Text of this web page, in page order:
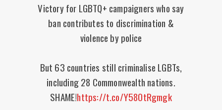
Victory for LGBTQ+ campaigners who say
ban contributes to discrimination &
violence by police
But 63 countries still criminalise LGBTs,
including 28 Commonwealth nations.
SHAME!https://t.co/Y58OtRgmgk